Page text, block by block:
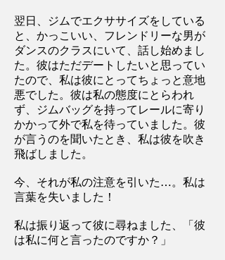
翌日、ジムでエクササイズをしている
と、かっこいい、フレンドリーな男が
ダンスのクラスにいて、話し始めまし
た。彼はただデートしたいと思ってい
たので、私は彼にとってちょっと意地
悪でした。彼は私の態度にとらわれ
ず、ジムバッグを持ってレールに寄り
かかって外で私を待っていました。彼
が言うのを聞いたとき、私は彼を吹き
飛ばしました。
今、それが私の注意を引いた…。私は
言葉を失いました！
私は振り返って彼に尋ねました、「彼
は私に何と言ったのですか？」